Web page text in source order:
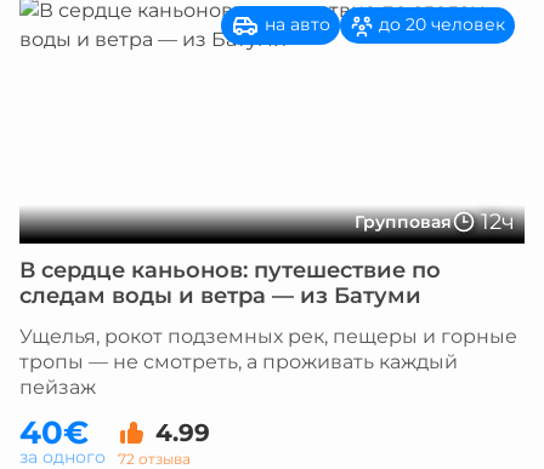
Групповая 12ч
на авто до 20 человек
В сердце каньонов: путешествие по
следам воды и ветра — из Батуми
Ущелья, рокот подземных рек, пещеры и горные
тропы — не смотреть, а проживать каждый
пейзаж
40€ 4.99
72 отзыва
за одного